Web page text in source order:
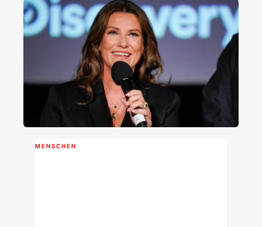
MENSCHEN